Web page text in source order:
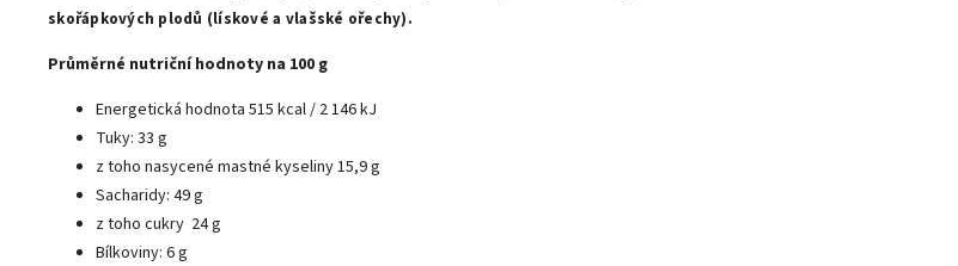
skořápkových plodů (lískové a vlašské ořechy).
Průměrné nutriční hodnoty na 100 g
Energetická hodnota 515 kcal / 2 146 kJ
Tuky: 33 g
z toho nasycené mastné kyseliny 15,9 g
Sacharidy: 49 g
z toho cukry 24 g
Bílkoviny: 6 g